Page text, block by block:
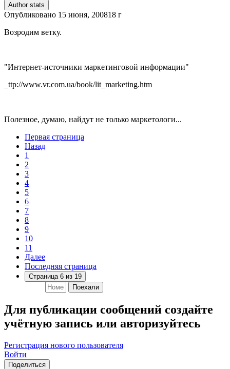
Author stats
Опубликовано 15 июня, 200818 г
Возродим ветку.
"Интернет-источники маркетинговой информации"
_ttp://www.vr.com.ua/book/lit_marketing.htm
Полезное, думаю, найдут не только маркетологи...
Первая страница
Назад
1
2
3
4
5
6
7
8
9
10
11
Далее
Последняя страница
Страница 6 из 19
Поехали
Для публикации сообщений создайте
учётную запись или авторизуйтесь
Регистрация нового пользователя
Войти
Поделиться